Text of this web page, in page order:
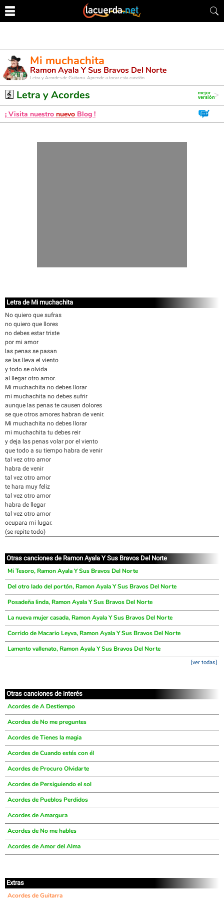
Mi muchachita
Ramon Ayala Y Sus Bravos Del Norte
Letra y Acordes de Guitarra. Aprende a tocar esta canción
Letra y Acordes
¡ Visita nuestro nuevo Blog !
Letra de Mi muchachita
No quiero que sufras
no quiero que llores
no debes estar triste
por mi amor
las penas se pasan
se las lleva el viento
y todo se olvida
al llegar otro amor.
Mi muchachita no debes llorar
mi muchachita no debes sufrir
aunque las penas te causen dolores
se que otros amores habran de venir.
Mi muchachita no debes llorar
mi muchachita tu debes reir
y deja las penas volar por el viento
que todo a su tiempo habra de venir
tal vez otro amor
habra de venir
tal vez otro amor
te hara muy feliz
tal vez otro amor
habra de llegar
tal vez otro amor
ocupara mi lugar.
(se repite todo)
Otras canciones de Ramon Ayala Y Sus Bravos Del Norte
Mi Tesoro, Ramon Ayala Y Sus Bravos Del Norte
Del otro lado del portón, Ramon Ayala Y Sus Bravos Del Norte
Posadeña linda, Ramon Ayala Y Sus Bravos Del Norte
La nueva mujer casada, Ramon Ayala Y Sus Bravos Del Norte
Corrido de Macario Leyva, Ramon Ayala Y Sus Bravos Del Norte
Lamento vallenato, Ramon Ayala Y Sus Bravos Del Norte
[ver todas]
Otras canciones de interés
Acordes de A Destiempo
Acordes de No me preguntes
Acordes de Tienes la magia
Acordes de Cuando estés con él
Acordes de Procuro Olvidarte
Acordes de Persiguiendo el sol
Acordes de Pueblos Perdidos
Acordes de Amargura
Acordes de No me hables
Acordes de Amor del Alma
Extras
Acordes de Guitarra